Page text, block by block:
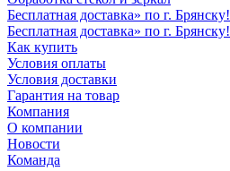
Бесплатная доставка» по г. Брянску!
Бесплатная доставка» по г. Брянску!
Как купить
Условия оплаты
Условия доставки
Гарантия на товар
Компания
О компании
Новости
Команда